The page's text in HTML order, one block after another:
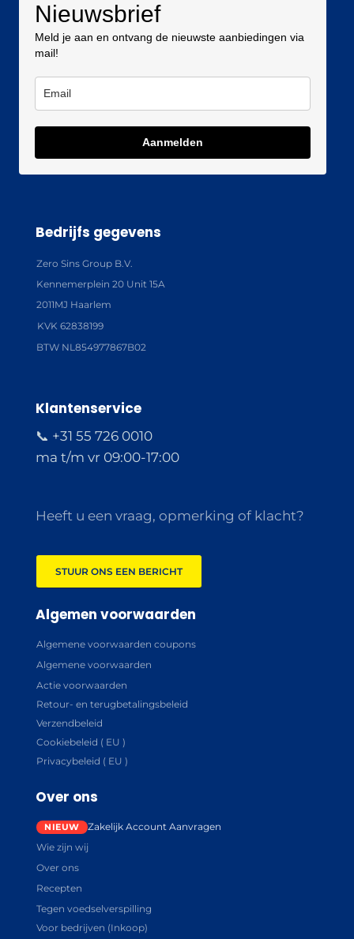
Nieuwsbrief
Meld je aan en ontvang de nieuwste aanbiedingen via
mail!
Aanmelden
Bedrijfs gegevens
Zero Sins Group B.V.
Kennemerplein 20 Unit 15A
2011MJ Haarlem
KVK 62838199
BTW NL854977867B02
Klantenservice
📞 +31 55 726 0010
ma t/m vr 09:00-17:00
Heeft u een vraag, opmerking of klacht?
STUUR ONS EEN BERICHT
Algemen voorwaarden
Algemene voorwaarden coupons
Algemene voorwaarden
Actie voorwaarden
Retour- en terugbetalingsbeleid
Verzendbeleid
Cookiebeleid ( EU )
Privacybeleid ( EU )
Over ons
Zakelijk Account Aanvragen
Wie zijn wij
Over ons
Recepten
Tegen voedselverspilling
Voor bedrijven (Inkoop)